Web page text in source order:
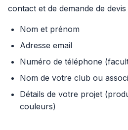
contact et de demande de devis
Nom et prénom
Adresse email
Numéro de téléphone
Nom de votre club ou
Détails de votre projet
couleurs)